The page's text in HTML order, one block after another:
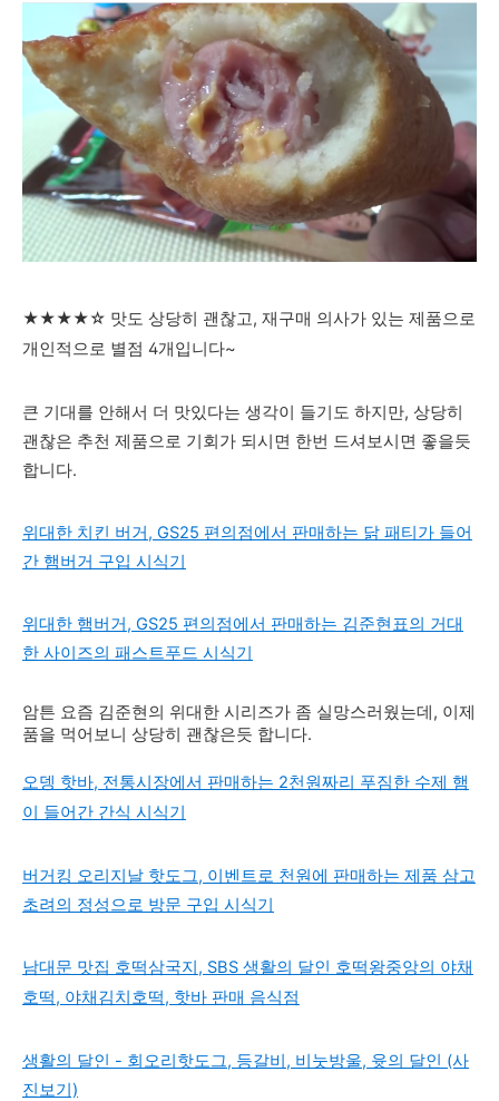
★★★★☆ 맛도 상당히 괜찮고, 재구매 의사가 있는 제품으로
개인적으로 별점 4개입니다~
큰 기대를 안해서 더 맛있다는 생각이 들기도 하지만, 상당히
괜찮은 추천 제품으로 기회가 되시면 한번 드셔보시면 좋을듯
합니다.
위대한 치킨 버거, GS25 편의점에서 판매하는 닭 패티가 들어
간 햄버거 구입 시식기
위대한 햄버거, GS25 편의점에서 판매하는 김준현표의 거대
한 사이즈의 패스트푸드 시식기
암튼 요즘 김준현의 위대한 시리즈가 좀 실망스러웠는데, 이제
품을 먹어보니 상당히 괜찮은듯 합니다.
오뎅 핫바, 전통시장에서 판매하는 2천원짜리 푸짐한 수제 햄
이 들어간 간식 시식기
버거킹 오리지날 핫도그, 이벤트로 천원에 판매하는 제품 삼고
초려의 정성으로 방문 구입 시식기
남대문 맛집 호떡삼국지, SBS 생활의 달인 호떡왕중앙의 야채
호떡, 야채김치호떡, 핫바 판매 음식점
생활의 달인 - 회오리핫도그, 등갈비, 비눗방울, 윳의 달인 (사
진보기)